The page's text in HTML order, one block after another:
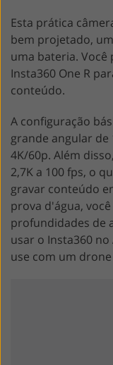
Esta prática
bem projetado,
uma bateria.
Insta360 One R
conteúdo.
A configuração
grande angular de
4K/60p. Além
2,7K a 100 fps, o
gravar conteúdo
prova d'água,
profundidades de
usar o Insta360
use com um